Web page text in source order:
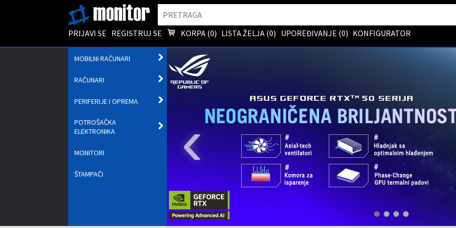
PRIJAVI SE REGISTRUJ SE KORPA (0) LISTA ŽELJA (0) UPOREĐIVANJE (0) KONFIGURATOR
MOBILNI RAČUNARI
PODMENI
RAČUNARI
OTVORI
PODMENI
PERIFERIJE I OPREMA
POTROŠAČKA
ELEKTRONIKA
MONITORI
ŠTAMPAČI ‹